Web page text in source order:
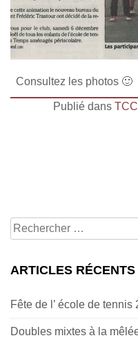
Consultez les photos 🙂
Publié dans TCC
Rechercher
pour:
ARTICLES RÉCENTS
Fête de l’ école de tennis
Doubles mixtes à la